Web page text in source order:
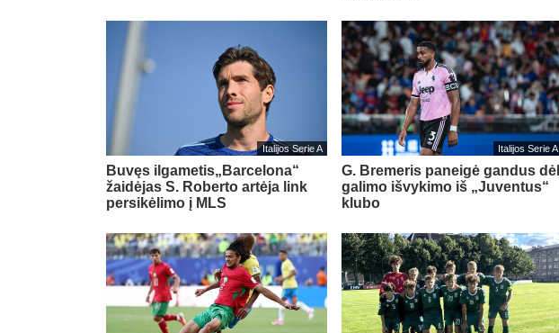
Italijos Serie A
Buvęs ilgametis„Barcelona“
žaidėjas S. Roberto artėja link
persikėlimo į MLS
Italijos Serie A
G. Bremeris paneigė gandus dėl
galimo išvykimo iš „Juventus“
klubo